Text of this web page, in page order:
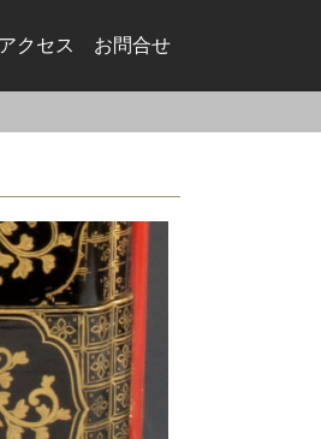
アクセス お問合せ